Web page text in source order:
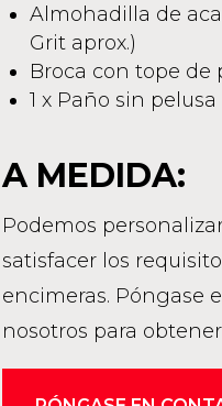
Almohadilla de
Grit aprox.)
Broca con tope de
1 x Paño sin pelusa
A MEDIDA:
Podemos
satisfacer los
encimeras. Póngase
nosotros para